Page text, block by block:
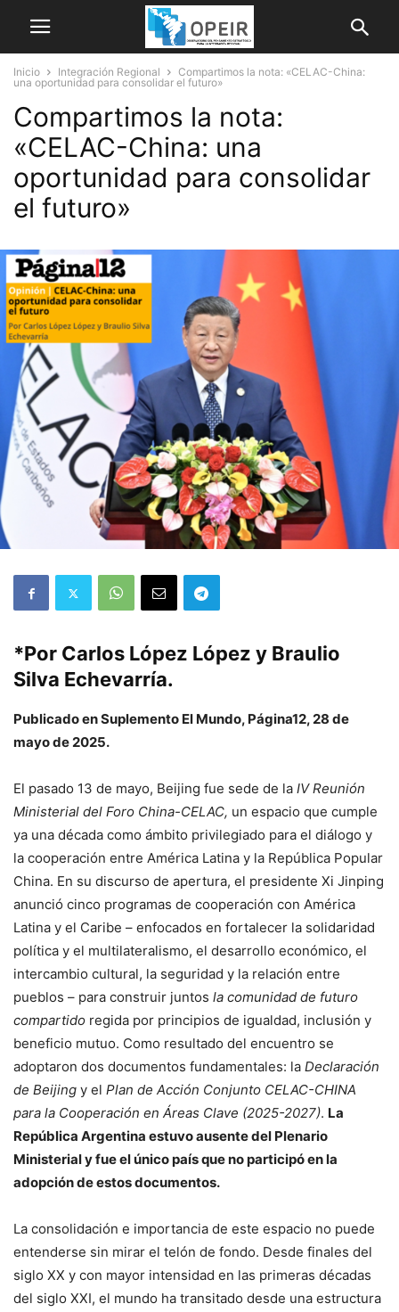
Inicio Integración Regional
Compartimos la nota: «CELAC-China:
una oportunidad para consolidar el futuro»
Compartimos la nota:
«CELAC-China: una
oportunidad para consolidar
el futuro»
*Por Carlos López López y Braulio
Silva Echevarría.
Publicado en Suplemento El Mundo, Página12, 28 de
mayo de 2025.
El pasado 13 de mayo, Beijing fue sede de la IV Reunión
Ministerial del Foro China-CELAC, un espacio que cumple
ya una década como ámbito privilegiado para el diálogo y
la cooperación entre América Latina y la República Popular
China. En su discurso de apertura, el presidente Xi Jinping
anunció cinco programas de cooperación con América
Latina y el Caribe – enfocados en fortalecer la solidaridad
política y el multilateralismo, el desarrollo económico, el
intercambio cultural, la seguridad y la relación entre
pueblos – para construir juntos la comunidad de futuro
compartido regida por principios de igualdad, inclusión y
beneficio mutuo. Como resultado del encuentro se
adoptaron dos documentos fundamentales: la Declaración
de Beijing y el Plan de Acción Conjunto CELAC-CHINA
para la Cooperación en Áreas Clave (2025-2027). La
República Argentina estuvo ausente del Plenario
Ministerial y fue el único país que no participó en la
adopción de estos documentos.
La consolidación e importancia de este espacio no puede
entenderse sin mirar el telón de fondo. Desde finales del
siglo XX y con mayor intensidad en las primeras décadas
del siglo XXI, el mundo ha transitado desde una estructura